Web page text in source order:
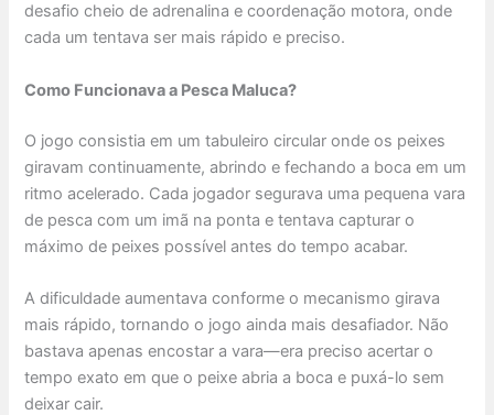
desafio cheio de adrenalina e coordenação motora, onde
cada um tentava ser mais rápido e preciso.
Como Funcionava a Pesca Maluca?
O jogo consistia em um tabuleiro circular onde os peixes
giravam continuamente, abrindo e fechando a boca em um
ritmo acelerado. Cada jogador segurava uma pequena vara
de pesca com um imã na ponta e tentava capturar o
máximo de peixes possível antes do tempo acabar.
A dificuldade aumentava conforme o mecanismo girava
mais rápido, tornando o jogo ainda mais desafiador. Não
bastava apenas encostar a vara—era preciso acertar o
tempo exato em que o peixe abria a boca e puxá-lo sem
deixar cair.